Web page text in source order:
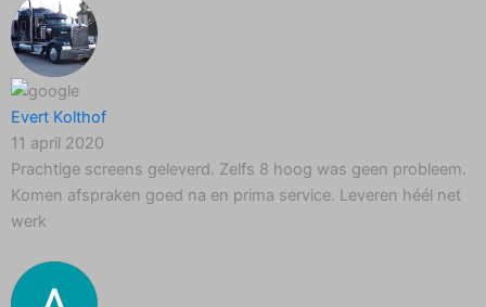
Evert Kolthof
11 april 2020
Prachtige screens geleverd. Zelfs 8 hoog was geen probleem.
Komen afspraken goed na en prima service. Leveren héél net
werk